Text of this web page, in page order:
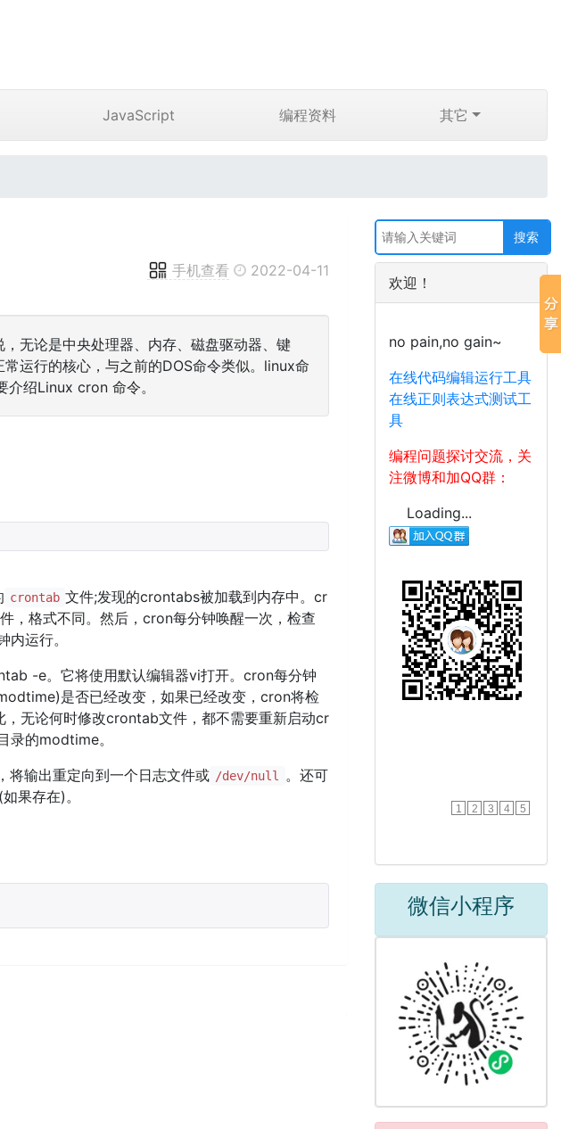
JavaScript 编程资料 其它
手机查看 2022-04-11
无论是中央处理器、内存、磁盘驱动器、键
运行的核心，与之前的DOS命令类似。linux命
绍Linux cron 命令。
crontab 文件;发现的crontabs被加载到内存中。cr
，格式不同。然后，cron每分钟唤醒一次，检查
运行。
-e。它将使用默认编辑器vi打开。cron每分钟
是否已经改变，如果已经改变，cron将检
无论何时修改crontab文件，都不需要重新启动cr
的modtime。
将输出重定向到一个日志文件或 /dev/null
。还可
果存在)。
欢迎！
no pain,no gain~
在线代码编辑运行工具
在线正则表达式测试工
具
编程问题探讨交流，关
注微博和加QQ群：
Loading...
1 2 3 4 5
微信小程序